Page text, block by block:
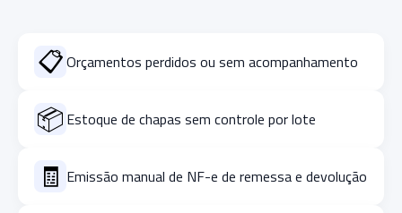
📋Orçamentos perdidos ou sem acompanhamento
📦 Estoque de chapas sem controle por lote
🧾 Emissão manual de NF-e de remessa e devolução